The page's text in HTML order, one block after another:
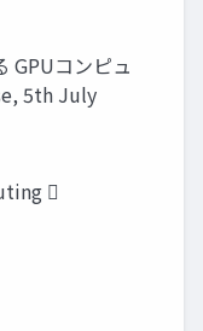
GPUコンピュ
5th July
